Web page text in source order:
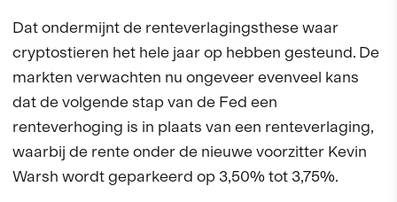
Dat ondermijnt de renteverlagingsthese waar
cryptostieren het hele jaar op hebben gesteund. De
markten verwachten nu ongeveer evenveel kans
dat de volgende stap van de Fed een
renteverhoging is in plaats van een renteverlaging,
waarbij de rente onder de nieuwe voorzitter Kevin
Warsh wordt geparkeerd op 3,50% tot 3,75%.